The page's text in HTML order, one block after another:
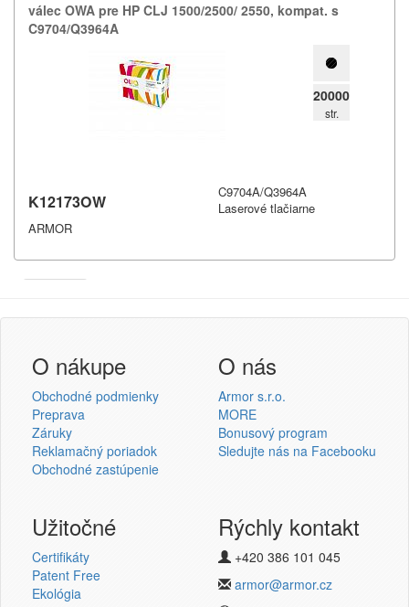
válec OWA pre HP CLJ 1500/​2500/​ 2550,​ kompat.​ s
C9704/​Q3964A
20000
str.
K12173OW
ARMOR
C9704A/Q3964A
Laserové tlačiarne
Prihlásenie užívateľa
Prihlásiť sa
Termotransferové pásky
O nákupe
Obchodné podmienky
Preprava
Záruky
Reklamačný poriadok
Obchodné zastúpenie
O nás
Armor s.r.o.
MORE
Bonusový program
Sledujte nás na Facebooku
Užitočné
Certifikáty
Patent Free
Ekológia
Rýchly kontakt
+420 386 101 045
armor@armor.cz